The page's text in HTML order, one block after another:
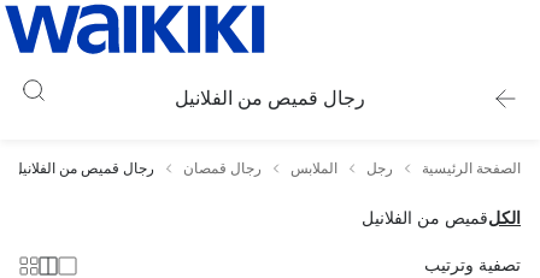
رجال قميص من الفلانيل
الصفحة الرئيسية رجل الملابس رجال قمصان رجال قميص من الفلانيل
الكلقميص من الفلانيل
تصفية وترتيب